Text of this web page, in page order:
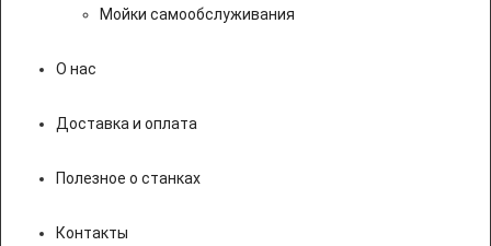
Мойки самообслуживания
О нас
Доставка и оплата
Полезное о станках
Контакты